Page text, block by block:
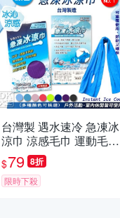
台灣製 遇水速冷 急凍冰
涼巾 涼感毛巾 運動毛巾
【DK大王】
$79 8折
限時下殺